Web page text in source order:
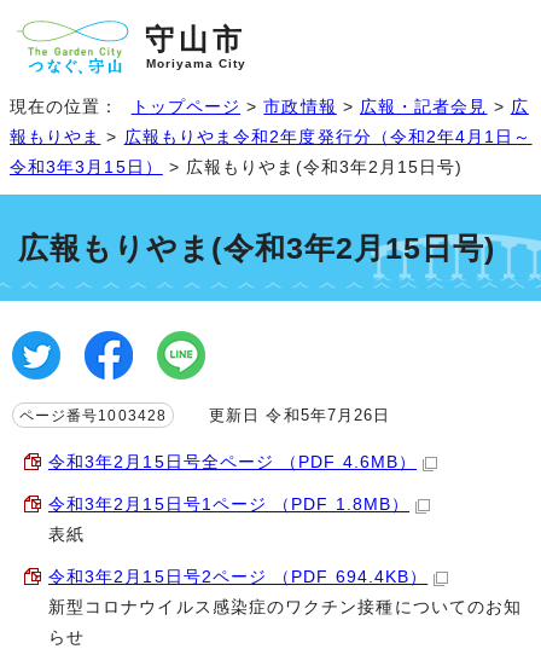
守山市
Moriyama City
現在の位置： トップページ >市政情報 > 広報・記者会見 > 広
報もりやま > 広報もりやま令和2年度発行分（令和2年4月1日～
令和3年3月15日）
> 広報もりやま(令和3年2月15日号)
広報もりやま(令和3年2月15日号)
ページ番号1003428 更新日 令和5年7月26日
令和3年2月15日号全ページ （PDF 4.6MB）
令和3年2月15日号1ページ （PDF 1.8MB）
表紙
令和3年2月15日号2ページ （PDF 694.4KB）
新型コロナウイルス感染症のワクチン接種についてのお知
らせ